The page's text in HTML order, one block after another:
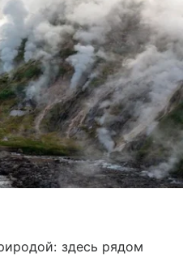
здесь рядом